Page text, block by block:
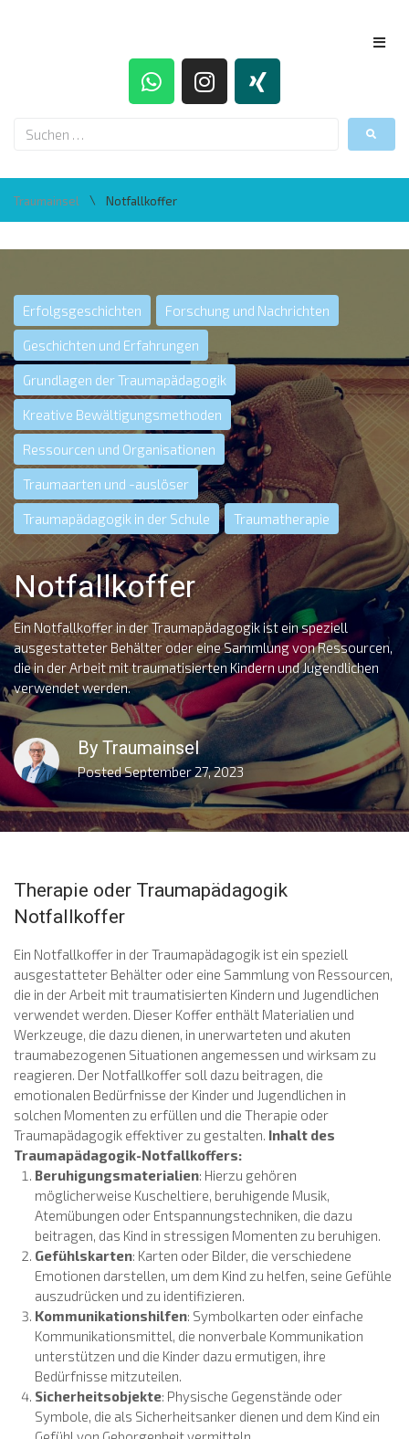
Traumainsel \ Notfallkoffer
Erfolgsgeschichten Forschung und Nachrichten
Geschichten und Erfahrungen
Grundlagen der Traumapädagogik
Kreative Bewältigungsmethoden
Ressourcen und Organisationen
Traumaarten und -auslöser
Traumapädagogik in der Schule Traumatherapie
Notfallkoffer
Ein Notfallkoffer in der Traumapädagogik ist ein speziell
ausgestatteter Behälter oder eine Sammlung von Ressourcen,
die in der Arbeit mit traumatisierten Kindern und Jugendlichen
verwendet werden.
By Traumainsel
PostedSeptember 27, 2023
Therapie oder Traumapädagogik
Notfallkoffer
Ein Notfallkoffer in der Traumapädagogik ist ein speziell
ausgestatteter Behälter oder eine Sammlung von Ressourcen,
die in der Arbeit mit traumatisierten Kindern und Jugendlichen
verwendet werden. Dieser Koffer enthält Materialien und
Werkzeuge, die dazu dienen, in unerwarteten und akuten
traumabezogenen Situationen angemessen und wirksam zu
reagieren. Der Notfallkoffer soll dazu beitragen, die
emotionalen Bedürfnisse der Kinder und Jugendlichen in
solchen Momenten zu erfüllen und die Therapie oder
Traumapädagogik effektiver zu gestalten. Inhalt des
Traumapädagogik-Notfallkoffers:
Beruhigungsmaterialien: Hierzu gehören
möglicherweise Kuscheltiere, beruhigende Musik,
Atemübungen oder Entspannungstechniken, die dazu
beitragen, das Kind in stressigen Momenten zu beruhigen.
Gefühlskarten: Karten oder Bilder, die verschiedene
Emotionen darstellen, um dem Kind zu helfen, seine Gefühle
auszudrücken und zu identifizieren.
Kommunikationshilfen: Symbolkarten oder einfache
Kommunikationsmittel, die nonverbale Kommunikation
unterstützen und die Kinder dazu ermutigen, ihre
Bedürfnisse mitzuteilen.
Sicherheitsobjekte: Physische Gegenstände oder
Symbole, die als Sicherheitsanker dienen und dem Kind ein